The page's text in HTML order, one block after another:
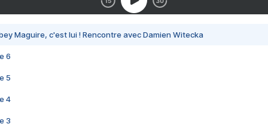
Maguire, c'est lui ! Rencontre avec Damien Witecka
6
5
4
3